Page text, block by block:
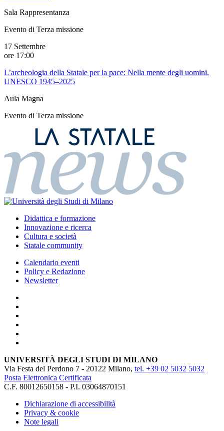
Sala Rappresentanza
Evento di Terza missione
17 Settembre
ore 17:00
L’archeologia della Statale per la pace: Nella mente degli uomini.
UNESCO 1945–2025
Aula Magna
Evento di Terza missione
Didattica e formazione
Innovazione e ricerca
Cultura e società
Statale community
Calendario eventi
Policy e Redazione
Newsletter
UNIVERSITÀ DEGLI STUDI DI MILANO
Via Festa del Perdono 7 - 20122 Milano, tel. +39 02 5032 5032
Posta Elettronica Certificata
C.F. 80012650158 - P.I. 03064870151
Dichiarazione di accessibilità
Privacy & cookie
Note legali